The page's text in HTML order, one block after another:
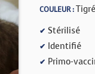
COULEUR :
✔ Stérilisé
✔ Identifié
✔ Primo-